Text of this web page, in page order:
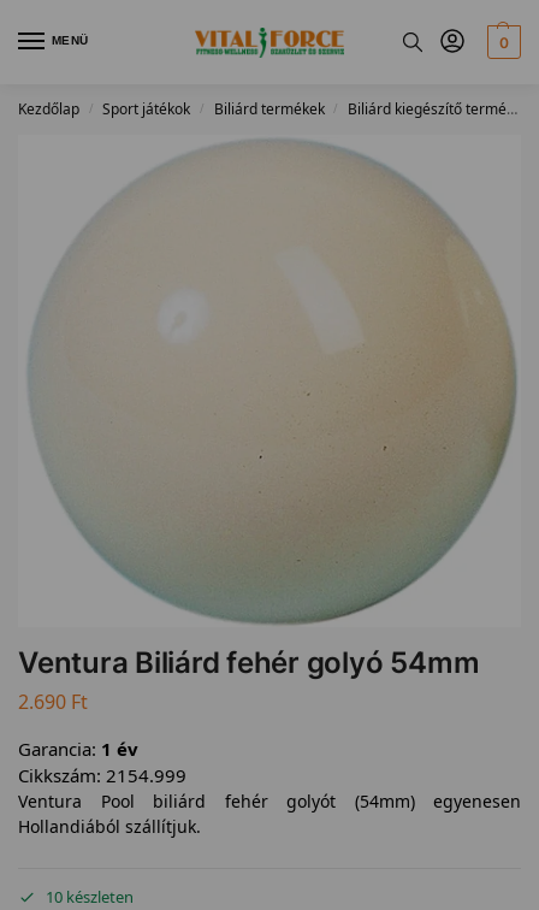
MENÜ 0
Kezdőlap / Sport játékok / Biliárd termékek / Biliárd kiegészítő termékek
Ventura Biliárd fehér golyó 54mm
2.690 Ft
Garancia: 1 év
Cikkszám: 2154.999
Ventura Pool biliárd fehér golyót (54mm) egyenesen
Hollandiából szállítjuk.
10 készleten